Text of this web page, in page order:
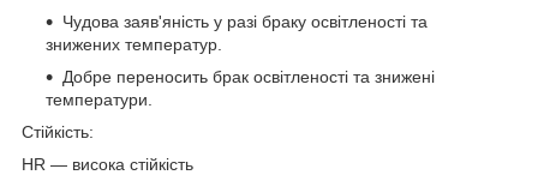
Чудова заяв'яність у разі браку освітленості та
знижених температур.
Добре переносить брак освітленості та знижені
температури.
Стійкість:
HR — висока стійкість